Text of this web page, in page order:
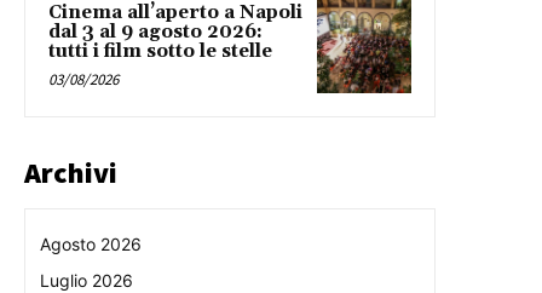
Cinema all’aperto a Napoli
dal 3 al 9 agosto 2026:
tutti i film sotto le stelle
03/08/2026
Archivi
Agosto 2026
Luglio 2026